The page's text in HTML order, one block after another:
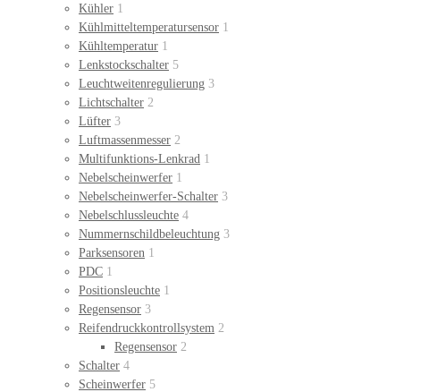
Kühler 1
Kühlmitteltemperatursensor 1
Kühltemperatur 1
Lenkstockschalter 5
Leuchtweitenregulierung 3
Lichtschalter 2
Lüfter 3
Luftmassenmesser 2
Multifunktions-Lenkrad 1
Nebelscheinwerfer 1
Nebelscheinwerfer-Schalter 3
Nebelschlussleuchte 4
Nummernschildbeleuchtung 3
Parksensoren 1
PDC 1
Positionsleuchte 1
Regensensor 3
Reifendruckkontrollsystem 2
Regensensor 2
Schalter 4
Scheinwerfer 5